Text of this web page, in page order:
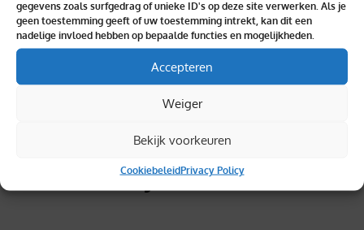
gegevens zoals surfgedrag of unieke ID's op deze site verwerken. Als je
geen toestemming geeft of uw toestemming intrekt, kan dit een
nadelige invloed hebben op bepaalde functies en mogelijkheden.
Accepteren
Weiger
Bekijk voorkeuren
CookiebeleidPrivacy Policy
Topkwaliteit verzekerd
Gemakkelijk retourneren